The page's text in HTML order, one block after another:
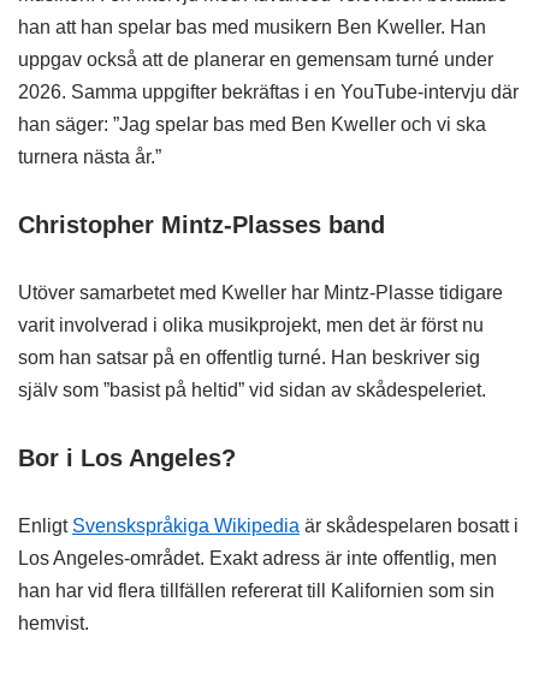
han att han spelar bas med musikern Ben Kweller. Han
uppgav också att de planerar en gemensam turné under
2026. Samma uppgifter bekräftas i en YouTube-intervju där
han säger: ”Jag spelar bas med Ben Kweller och vi ska
turnera nästa år.”
Christopher Mintz-Plasses band
Utöver samarbetet med Kweller har Mintz-Plasse tidigare
varit involverad i olika musikprojekt, men det är först nu
som han satsar på en offentlig turné. Han beskriver sig
själv som ”basist på heltid” vid sidan av skådespeleriet.
Bor i Los Angeles?
Enligt Svenskspråkiga Wikipedia är skådespelaren bosatt i
Los Angeles-området. Exakt adress är inte offentlig, men
han har vid flera tillfällen refererat till Kalifornien som sin
hemvist.